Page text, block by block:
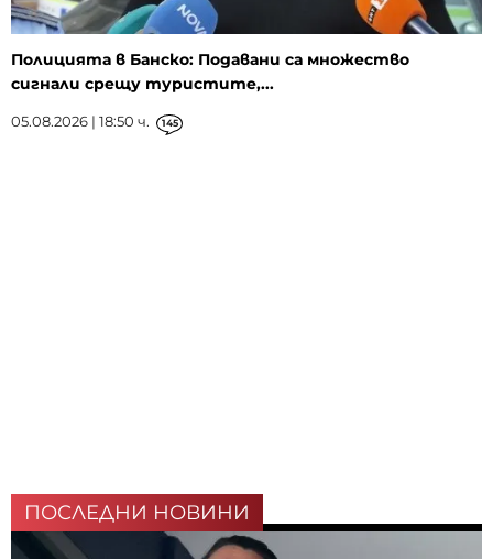
Полицията в Банско: Подавани са множество
сигнали срещу туристите,...
05.08.2026 | 18:50 ч. 145
ПОСЛЕДНИ НОВИНИ